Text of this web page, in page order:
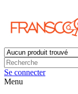
Se connecter
Menu